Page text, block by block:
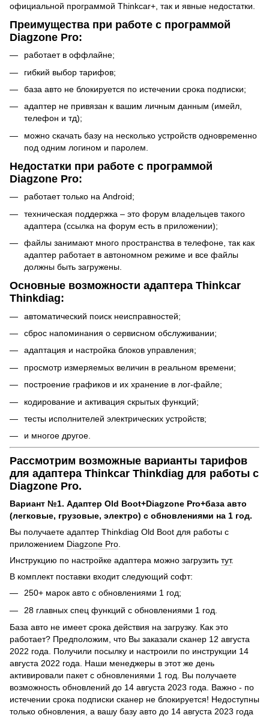
официальной программой Thinkcar+, так и явные недостатки.
Преимущества при работе с программой
Diagzone Pro:
работает в оффлайне;
гибкий выбор тарифов;
база авто не блокируется по истечении срока подписки;
адаптер не привязан к вашим личным данным (имейл,
телефон и тд);
можно скачать базу на несколько устройств одновременно
под одним логином и паролем.
Недостатки при работе с программой
Diagzone Pro:
работает только на Android;
техническая поддержка – это форум владельцев такого
адаптера (ссылка на форум есть в приложении);
файлы занимают много пространства в телефоне, так как
адаптер работает в автономном режиме и все файлы
должны быть загружены.
Основные возможности адаптера Thinkcar
Thinkdiag:
автоматический поиск неисправностей;
сброс напоминания о сервисном обслуживании;
адаптация и настройка блоков управления;
просмотр измеряемых величин в реальном времени;
построение графиков и их хранение в лог-файле;
кодирование и активация скрытых функций;
тесты исполнителей электрических устройств;
и многое другое.
Рассмотрим возможные варианты тарифов
для адаптера Thinkcar Thinkdiag для работы с
Diagzone Pro.
Вариант №1. Адаптер Old Boot+Diagzone Pro+база авто
(легковые, грузовые, электро) с обновлениями на 1 год.
Вы получаете адаптер Thinkdiag Old Boot для работы с
приложением Diagzone Pro.
Инструкцию по настройке адаптера можно загрузить тут.
В комплект поставки входит следующий софт:
250+ марок авто с обновлениями 1 год;
28 главных спец функций с обновлениями 1 год.
База авто не имеет срока действия на загрузку. Как это
работает? Предположим, что Вы заказали сканер 12 августа
2022 года. Получили посылку и настроили по инструкции 14
августа 2022 года. Наши менеджеры в этот же день
активировали пакет с обновлениями 1 год. Вы получаете
возможность обновлений до 14 августа 2023 года. Важно - по
истечении срока подписки сканер не блокируется! Недоступны
только обновления, а вашу базу авто до 14 августа 2023 года